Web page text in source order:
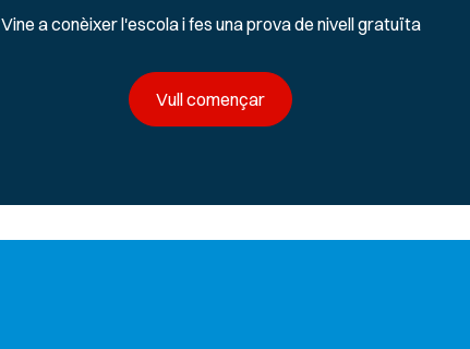
Vine a conèixer l'escola i fes una prova de nivell gratuïta
Vull començar